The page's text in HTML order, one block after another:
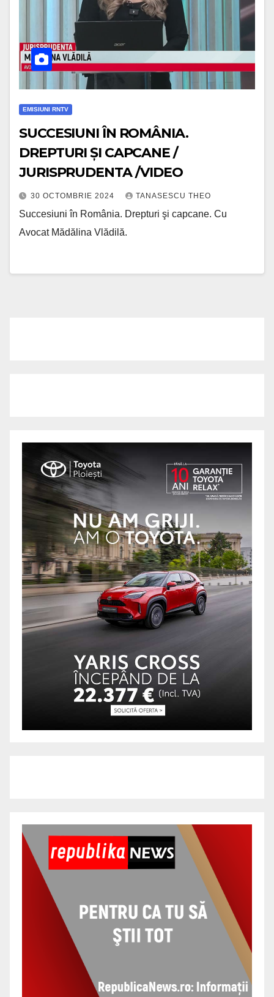
EMISIUNI RNTV
SUCCESIUNI ÎN ROMÂNIA.
DREPTURI ȘI CAPCANE /
JURISPRUDENTA /VIDEO
30 OCTOMBRIE 2024 TANASESCU THEO
Succesiuni în România. Drepturi şi capcane. Cu
Avocat Mădălina Vlădilă.